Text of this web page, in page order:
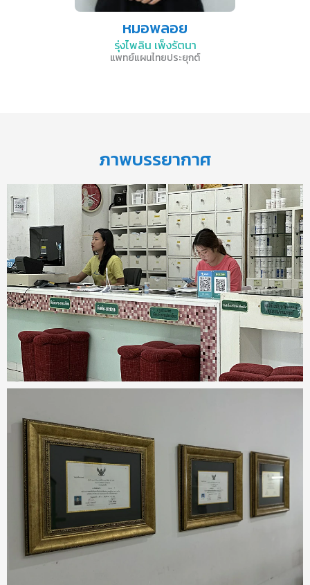
หมอพลอย
รุ่งไพลิน เพ็งรัตนา
แพทย์แผนไทยประยุกต์
ภาพบรรยากาศ